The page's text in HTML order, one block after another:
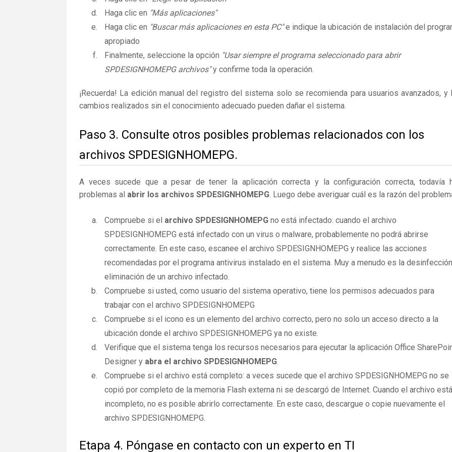
Haga clic en "Más aplicaciones"
Haga clic en "Buscar más aplicaciones en esta PC"e indique la ubicación de instalación del
apropiado
Finalmente, seleccione la opción "Usar siempre el programa seleccionado para abrir
SPDESIGNHOMEPG archivos"y confirme toda la operación.
¡Recuerda! La edición manual del registro del sistema solo se recomienda para usuarios avanzados, y
cambios realizados sin el conocimiento adecuado pueden dañar el sistema.
Paso 3. Consulte otros posibles problemas relacionados con los
archivos SPDESIGNHOMEPG.
A veces sucede que a pesar de tener la aplicación correcta y la configuración correcta, todavía
problemas al abrir los archivos SPDESIGNHOMEPG. Luego debe averiguar cuál es la razón del
Compruebe si el archivo SPDESIGNHOMEPG no está infectado: cuando el archivo
SPDESIGNHOMEPG está infectado con un virus o malware, probablemente no podrá abrirse
correctamente. En este caso, escanee el archivo SPDESIGNHOMEPG y realice las acciones
recomendadas por el programa antivirus instalado en el sistema. Muy a menudo es la
eliminación de un archivo infectado.
Compruebe si usted, como usuario del sistema operativo, tiene los permisos adecuados para
trabajar con el archivo SPDESIGNHOMEPG
Compruebe si el icono es un elemento del archivo correcto, pero no solo un acceso directo a la
ubicación donde el archivo SPDESIGNHOMEPG ya no existe.
Verifique que el sistema tenga los recursos necesarios para ejecutar la aplicación Office
Designer y abra el archivo SPDESIGNHOMEPG.
Compruebe si el archivo está completo: a veces sucede que el archivo SPDESIGNHOMEPG no se
copió por completo de la memoria Flash externa ni se descargó de Internet. Cuando el archivo está
incompleto, no es posible abrirlo correctamente. En este caso, descargue o copie nuevamente el
archivo SPDESIGNHOMEPG.
Etapa 4. Póngase en contacto con un experto en TI